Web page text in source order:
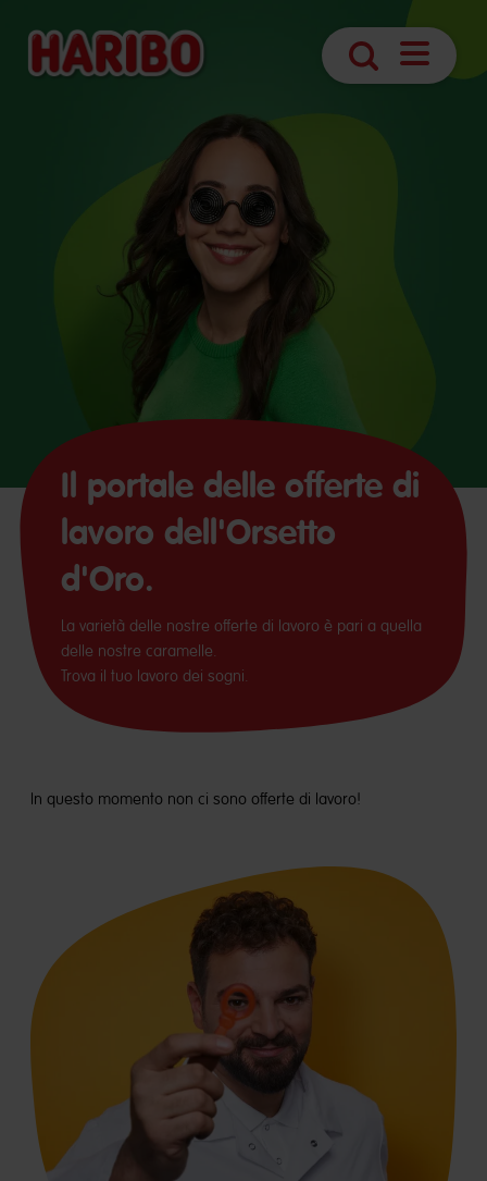
Ricerca Apri
Il portale delle offerte di
lavoro dell'Orsetto
d'Oro.
La varietà delle nostre offerte di lavoro è pari a quella
delle nostre caramelle.
Trova il tuo lavoro dei sogni.
In questo momento non ci sono offerte di lavoro!